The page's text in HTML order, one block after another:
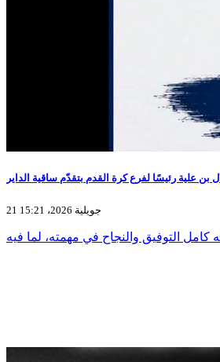
بن علية رئيسًا لفرع كرة القدم بتقدّم ساقية الداير
21 جويلية 2026، 15:21